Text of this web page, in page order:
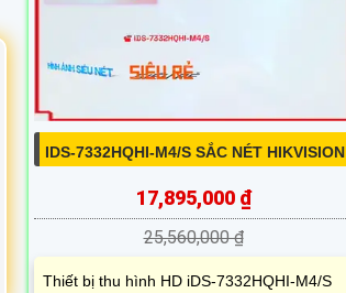
IDS-7332HQHI-M4/S SẮC NÉT HIKVISION
17,895,000 ₫
25,560,000 ₫
Thiết bị thu hình HD iDS-7332HQHI-M4/S